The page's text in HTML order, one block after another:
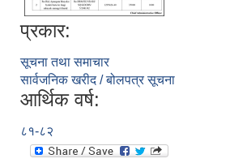
प्रकार:
सूचना तथा समाचार
सार्वजनिक खरीद / बोलपत्र सूचना
आर्थिक वर्ष:
८१-८२